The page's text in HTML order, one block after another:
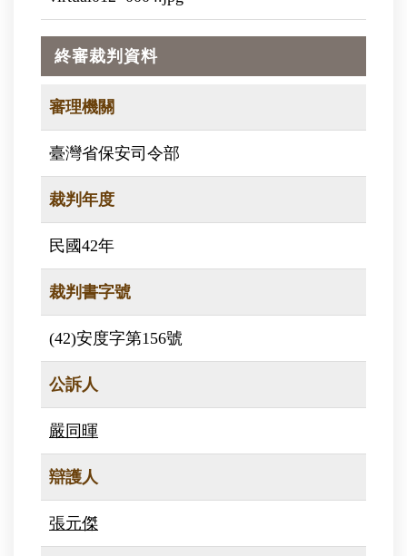
終審裁判資料
審理機關
臺灣省保安司令部
裁判年度
民國42年
裁判書字號
(42)安度字第156號
公訴人
嚴同暉
辯護人
張元傑